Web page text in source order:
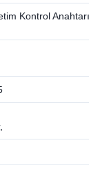
Kontrol Anahtarı.